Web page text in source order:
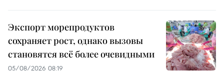
Экспорт морепродуктов
сохраняет рост, однако вызовы
становятся всё более очевидными
05/08/2026 08:19